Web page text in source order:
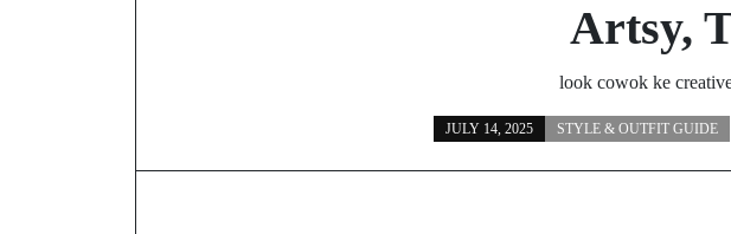
Artsy,
look cowok ke
JULY 14, 2025 STYLE & OUTFIT GUIDE